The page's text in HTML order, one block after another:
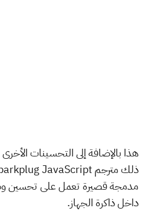
هذا بالإضافة إلى التحسينات
مدمجة قصيرة تعمل على تحسين
داخل ذاكرة الجهاز.